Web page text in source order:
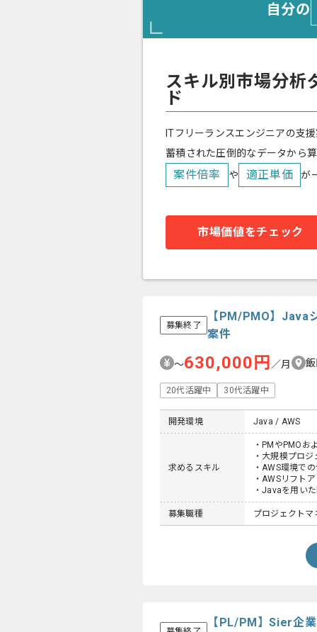
自分の
スキル別市場分析
ド
ITフリーランスエンジニアの支
蓄積された圧倒的なデータから
案件倍率 や 適正単価 が
市場価値をチェック
募集終了
【PM/PMO】Java
案件
〜630,000円 ／月
20代活躍中 30代活躍中
開発環境 Java / AWS
求めるスキル
・PMやPMOお
・大規模プロ
・AWS環境で
・AWSリフト
・Javaを用い
募集職種 プロジェクト
【PL/PM】Sier企業